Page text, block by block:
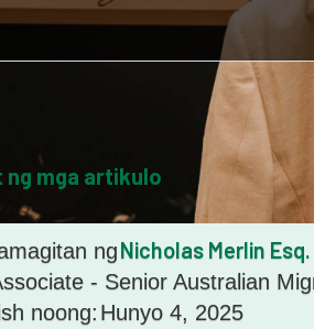
ng mga artikulo
ngNicholas Merlin Esq.
- Senior Australian
noong: Hunyo 4, 2025